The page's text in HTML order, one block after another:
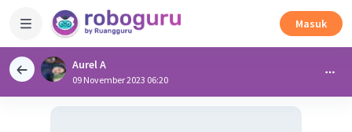
Masuk
Aurel A
09 November 2023 06:20